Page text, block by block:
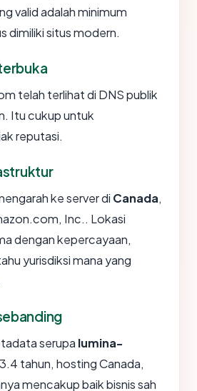
valid adalah minimum
dimiliki situs modern.
telah terlihat di DNS publik
Itu cukup untuk
reputasi.
ke server di Canada,
Inc.. Lokasi
dengan kepercayaan,
yurisdiksi mana yang
serupa lumina-
tahun, hosting Canada,
mencakup baik bisnis sah